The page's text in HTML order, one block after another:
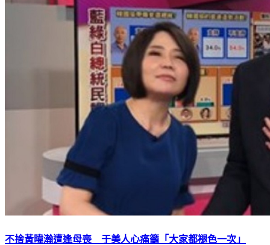
不捨黃暐瀚遭逢母喪 于美人心痛籲「大家都褪色一次」